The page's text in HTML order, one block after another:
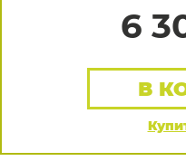
6
В